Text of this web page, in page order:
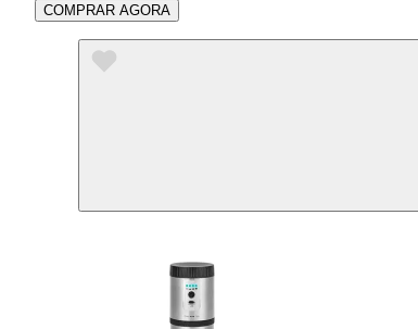
COMPRAR AGORA